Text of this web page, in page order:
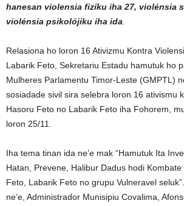
hanesan violensia fizíku iha 27, violénsia
violénsia psikolójiku iha ida
Relasiona ho loron 16 Ativizmu Kontra
Labarik Feto, Sekretariu Estadu hamutuk ho
Mulheres Parlamentu Timor-Leste (GMPTL)
sosiadade sivil sira selebra loron 16 ativismu
Hasoru Feto no Labarik Feto iha Fohorem,
loron 25/11.
Iha tema tinan ida ne’e mak “Hamutuk Ita
Hatan, Prevene, Halibur Dadus hodi
Feto, Labarik Feto no grupu Vulneravel
ne’e, Administrador Munisipiu Covalima,